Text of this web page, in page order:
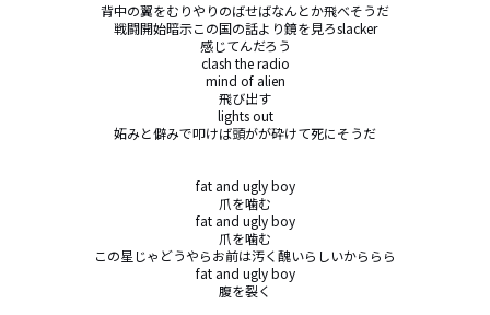
背中の翼をむりやりのばせばなんとか飛べそうだ
戦闘開始暗示この国の話より鏡を見ろslacker
感じてんだろう
clash the radio
mind of alien
飛び出す
lights out
妬みと僻みで叩けば頭がが砕けて死にそうだ
fat and ugly boy
爪を噛む
fat and ugly boy
爪を噛む
この星じゃどうやらお前は汚く醜いらしいかららら
fat and ugly boy
腹を裂く